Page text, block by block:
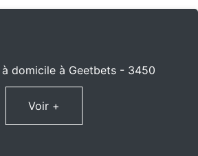
domicile à Geetbets - 3450
Voir +